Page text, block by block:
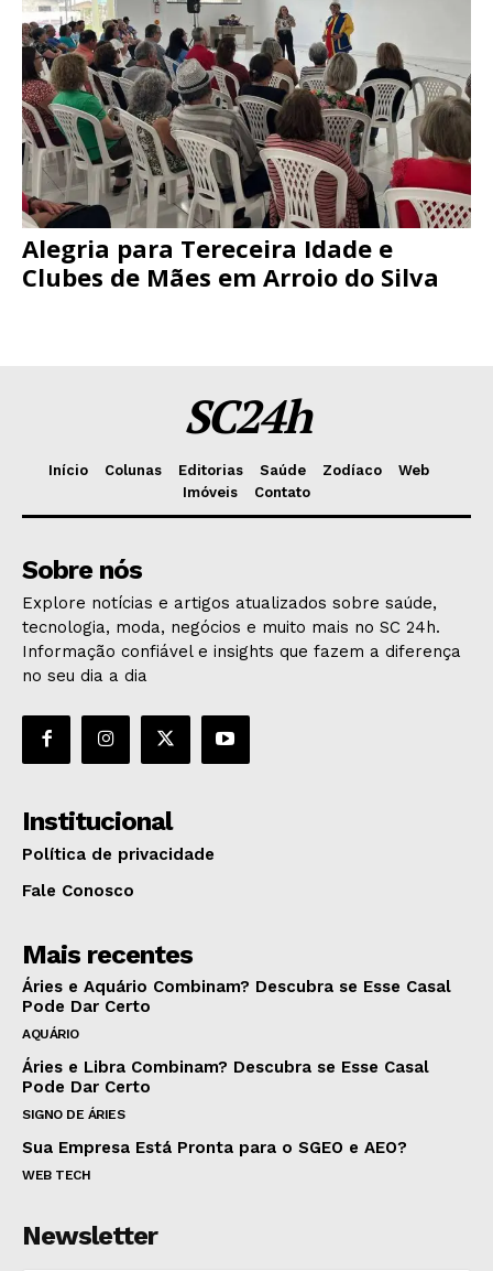
Alegria para Tereceira Idade e
Clubes de Mães em Arroio do Silva
SC24h
Início Colunas Editorias Saúde Zodíaco
Web
Imóveis
Contato
Sobre nós
Explore notícias e artigos atualizados sobre saúde,
tecnologia, moda, negócios e muito mais no SC 24h.
Informação confiável e insights que fazem a diferença
no seu dia a dia
Institucional
Política de privacidade
Fale Conosco
Mais recentes
Áries e Aquário Combinam? Descubra se Esse Casal
Pode Dar Certo
AQUÁRIO
Áries e Libra Combinam? Descubra se Esse Casal
Pode Dar Certo
SIGNO DE ÁRIES
Sua Empresa Está Pronta para o SGEO e AEO?
WEB TECH
Newsletter